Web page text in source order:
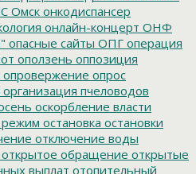
Омск онкодиспансер
онлайн-концерт ОНФ
опасные сайты ОПГ операция
оползень оппозиция
опровержение опрос
организация пчеловодов
оскорбление власти
остановка остановки
отключение воды
открытое обращение открытые
выплат отопительный